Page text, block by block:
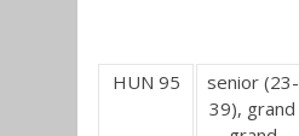
HUN 95
senior (23-
39), grand